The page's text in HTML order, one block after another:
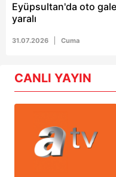
Eyüpsultan'da oto
yaralı
31.07.2026 Cuma
CANLI YAYIN